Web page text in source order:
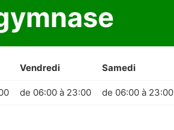
Vendredi Samedi
de 06:00 à 23:00 de 06:00 à 23:00